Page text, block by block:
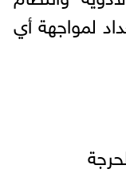
لمواجهة أي